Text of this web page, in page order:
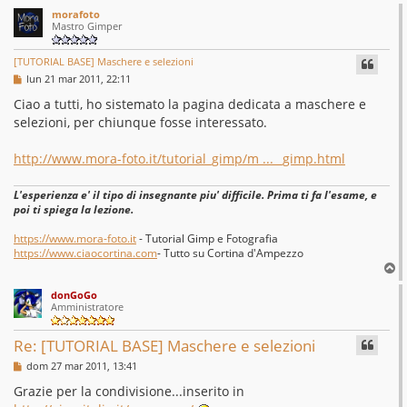
morafoto
Mastro Gimper
[TUTORIAL BASE] Maschere e selezioni
M
s
s
a
i
lun 21 mar 2011, 22:11
Ciao a tutti, ho sistemato la pagina dedicata a maschere e
selezioni, per chiunque fosse interessato.
http://www.mora-foto.it/tutorial_gimp/m ... _gimp.html
L'esperienza e' il tipo di insegnante piu' difficile. Prima ti fa l'esame, e
poi ti spiega la lezione.
https://www.mora-foto.it- Tutorial Gimp e Fotografia
https://www.ciaocortina.com- Tutto su Cortina d'Ampezzo
o
donGoGo
Amministratore
Re: [TUTORIAL BASE] Maschere e selezioni
M
s
s
dom 27 mar 2011, 13:41
Grazie per la condivisione...inserito in